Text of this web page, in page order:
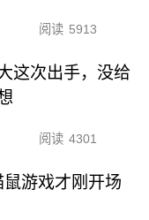
阅读 5913
这次出手，没给
阅读 4301
游戏才刚开场